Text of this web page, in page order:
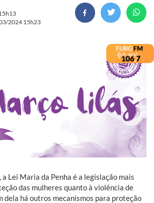
2024 15h23
Lei Maria da Penha é a legislação mais
das mulheres quanto à violência de
dela há outros mecanismos para proteção